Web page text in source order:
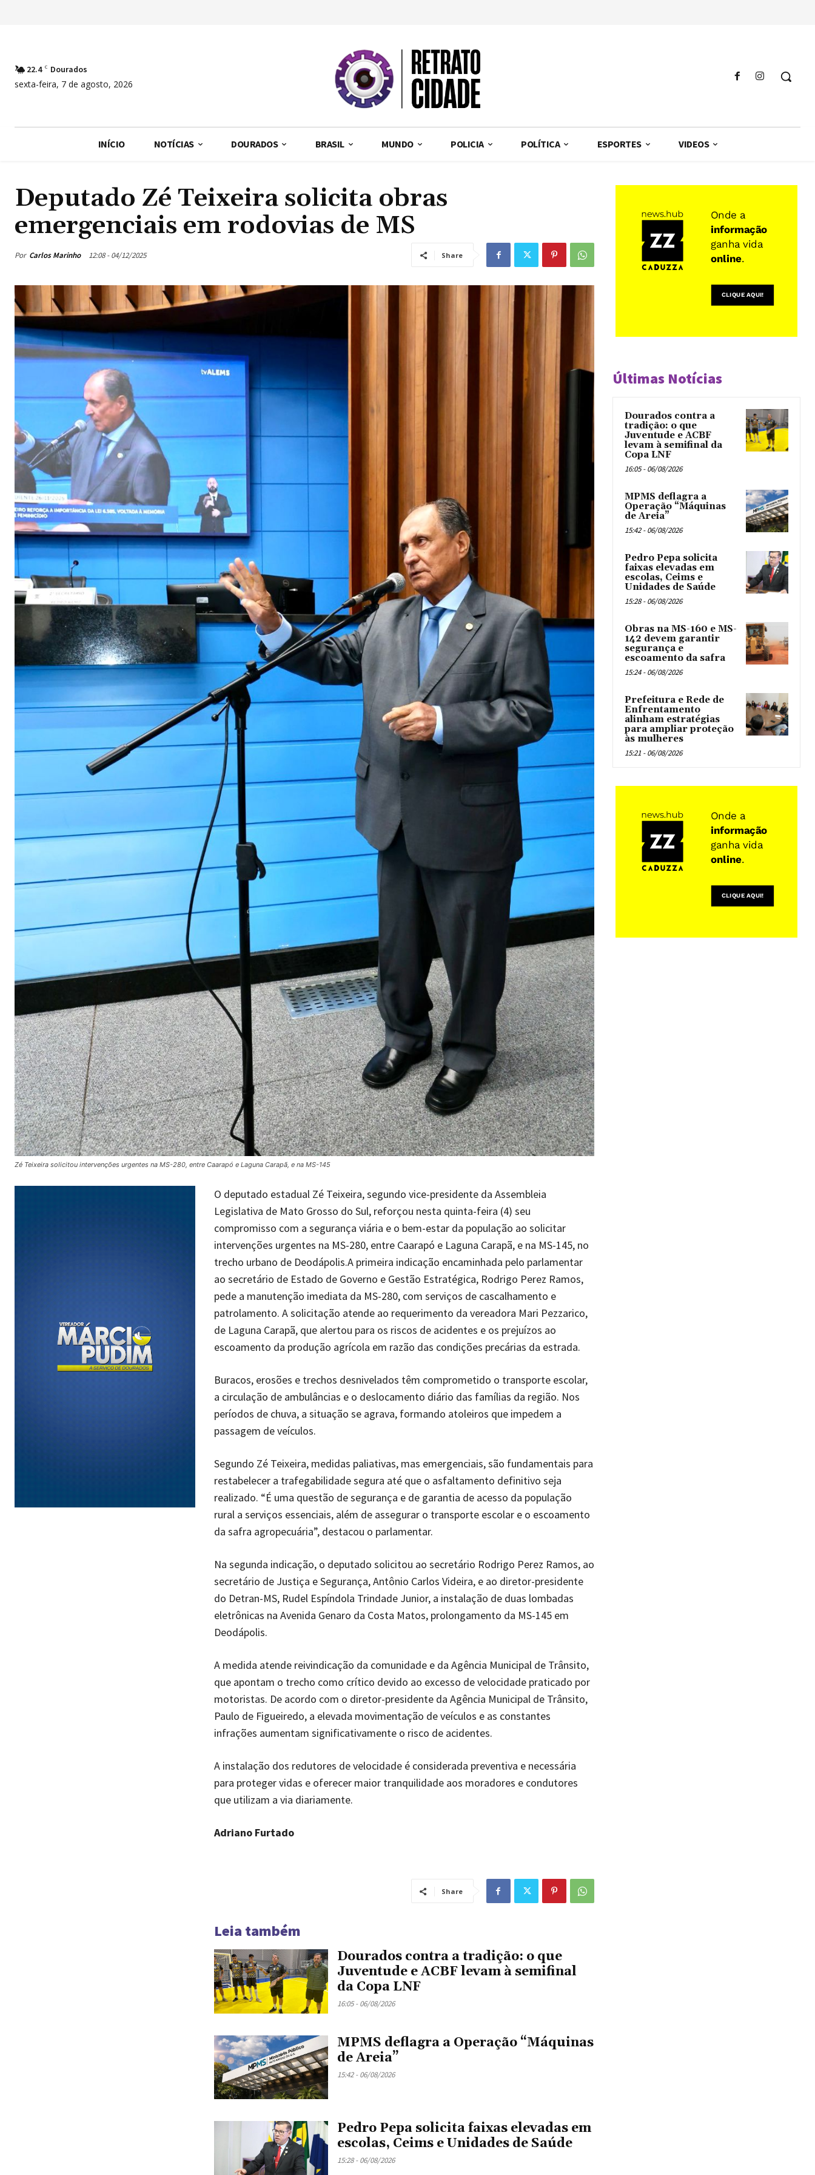
22.4 C Dourados
sexta-feira, 7 de agosto, 2026
INÍCIO NOTÍCIAS DOURADOS BRASIL MUNDO POLICIA POLÍTICA ESPORTES VIDEOS
Deputado Zé Teixeira solicita obras
emergenciais em rodovias de MS
Por Carlos Marinho 12:08 - 04/12/2025 Share
Zé Teixeira solicitou intervenções urgentes na MS-280, entre Caarapó e Laguna Carapã, e na MS-145
O deputado estadual Zé Teixeira, segundo vice-presidente da Assembleia
Legislativa de Mato Grosso do Sul, reforçou nesta quinta-feira (4) seu
compromisso com a segurança viária e o bem-estar da população ao solicitar
intervenções urgentes na MS-280, entre Caarapó e Laguna Carapã, e na MS-145, no
trecho urbano de Deodápolis.A primeira indicação encaminhada pelo parlamentar
ao secretário de Estado de Governo e Gestão Estratégica, Rodrigo Perez Ramos,
pede a manutenção imediata da MS-280, com serviços de cascalhamento e
patrolamento. A solicitação atende ao requerimento da vereadora Mari Pezzarico,
de Laguna Carapã, que alertou para os riscos de acidentes e os prejuízos ao
escoamento da produção agrícola em razão das condições precárias da estrada.
Buracos, erosões e trechos desnivelados têm comprometido o transporte escolar,
a circulação de ambulâncias e o deslocamento diário das famílias da região. Nos
períodos de chuva, a situação se agrava, formando atoleiros que impedem a
passagem de veículos.
Segundo Zé Teixeira, medidas paliativas, mas emergenciais, são fundamentais para
restabelecer a trafegabilidade segura até que o asfaltamento definitivo seja
realizado. “É uma questão de segurança e de garantia de acesso da população
rural a serviços essenciais, além de assegurar o transporte escolar e o escoamento
da safra agropecuária”, destacou o parlamentar.
Na segunda indicação, o deputado solicitou ao secretário Rodrigo Perez Ramos, ao
secretário de Justiça e Segurança, Antônio Carlos Videira, e ao diretor-presidente
do Detran-MS, Rudel Espíndola Trindade Junior, a instalação de duas lombadas
eletrônicas na Avenida Genaro da Costa Matos, prolongamento da MS-145 em
Deodápolis.
A medida atende reivindicação da comunidade e da Agência Municipal de Trânsito,
que apontam o trecho como crítico devido ao excesso de velocidade praticado por
motoristas. De acordo com o diretor-presidente da Agência Municipal de Trânsito,
Paulo de Figueiredo, a elevada movimentação de veículos e as constantes
infrações aumentam significativamente o risco de acidentes.
A instalação dos redutores de velocidade é considerada preventiva e necessária
para proteger vidas e oferecer maior tranquilidade aos moradores e condutores
que utilizam a via diariamente.
Adriano Furtado
Share
Leia também
Dourados contra a tradição: o que
Juventude e ACBF levam à semifinal
da Copa LNF
16:05 - 06/08/2026
MPMS deflagra a Operação “Máquinas
de Areia”
15:42 - 06/08/2026
Pedro Pepa solicita faixas elevadas em
escolas, Ceims e Unidades de Saúde
15:28 - 06/08/2026
Últimas Notícias
Dourados contra a
tradição: o que
Juventude e ACBF
levam à semifinal da
Copa LNF
16:05 - 06/08/2026
MPMS deflagra a
Operação “Máquinas
de Areia”
15:42 - 06/08/2026
Pedro Pepa solicita
faixas elevadas em
escolas, Ceims e
Unidades de Saúde
15:28 - 06/08/2026
Obras na MS-160 e MS-
142 devem garantir
segurança e
escoamento da safra
15:24 - 06/08/2026
Prefeitura e Rede de
Enfrentamento
alinham estratégias
para ampliar proteção
às mulheres
15:21 - 06/08/2026